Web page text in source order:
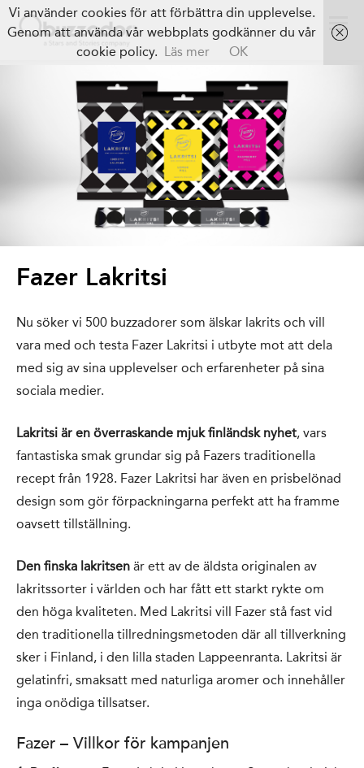
Fazer Lakritsi
Nu söker vi 500 buzzadorer som älskar lakrits och vill
vara med och testa Fazer Lakritsi i utbyte mot att dela
med sig av sina upplevelser och erfarenheter på sina
sociala medier.
Lakritsi är en överraskande mjuk finländsk nyhet, vars
fantastiska smak grundar sig på Fazers traditionella
recept från 1928. Fazer Lakritsi har även en prisbelönad
design som gör förpackningarna perfekt att ha framme
oavsett tillställning.
Den finska lakritsen är ett av de äldsta originalen av
lakritssorter i världen och har fått ett starkt rykte om
den höga kvaliteten. Med Lakritsi vill Fazer stå fast vid
den traditionella tillredningsmetoden där all tillverkning
sker i Finland, i den lilla staden Lappeenranta. Lakritsi är
gelatinfri, smaksatt med naturliga aromer och innehåller
inga onödiga tillsatser.
Fazer – Villkor för kampanjen
Vi använder cookies för att förbättra din upplevelse.
Genom att använda vår webbplats godkänner du vår
cookie policy. Läs mer OK